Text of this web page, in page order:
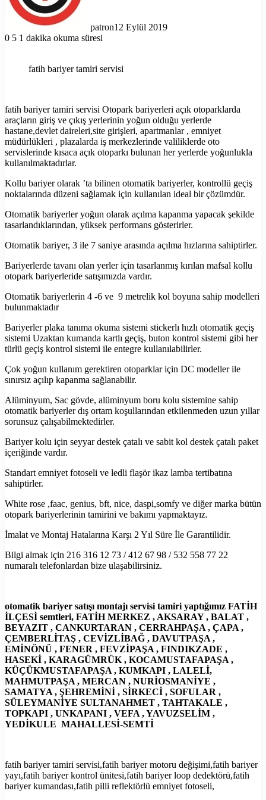
patron12 Eylül 2019
0 5 1 dakika okuma süresi
fatih bariyer tamiri servisi
fatih bariyer tamiri servisi Otopark bariyerleri açık otoparklarda
araçların giriş ve çıkış yerlerinin yoğun olduğu yerlerde
hastane,devlet daireleri,site girişleri, apartmanlar , emniyet
müdürlükleri , plazalarda iş merkezlerinde valiliklerde oto
servislerinde kısaca açık otoparkı bulunan her yerlerde yoğunlukla
kullanılmaktadırlar.
Kollu bariyer olarak ’ta bilinen otomatik bariyerler, kontrollü geçiş
noktalarında düzeni sağlamak için kullanılan ideal bir çözümdür.
Otomatik bariyerler yoğun olarak açılma kapanma yapacak şekilde
tasarlandıklarından, yüksek performans gösterirler.
Otomatik bariyer, 3 ile 7 saniye arasında açılma hızlarına sahiptirler.
Bariyerlerde tavanı olan yerler için tasarlanmış kırılan mafsal kollu
otopark bariyerleride satışımızda vardır.
Otomatik bariyerlerin 4 -6 ve 9 metrelik kol boyuna sahip modelleri
bulunmaktadır
Bariyerler plaka tanıma okuma sistemi stickerlı hızlı otomatik geçiş
sistemi Uzaktan kumanda kartlı geçiş, buton kontrol sistemi gibi her
türlü geçiş kontrol sistemi ile entegre kullanılabilirler.
Çok yoğun kullanım gerektiren otoparklar için DC modeller ile
sınırsız açılıp kapanma sağlanabilir.
Alüminyum, Sac gövde, alüminyum boru kolu sistemine sahip
otomatik bariyerler dış ortam koşullarından etkilenmeden uzun yıllar
sorunsuz çalışabilmektedirler.
Bariyer kolu için seyyar destek çatalı ve sabit kol destek çatalı paket
içeriğinde vardır.
Standart emniyet fotoseli ve ledli flaşör ikaz lamba tertibatına
sahiptirler.
White rose ,faac, genius, bft, nice, daspi,somfy ve diğer marka bütün
otopark bariyerlerinin tamirini ve bakımı yapmaktayız.
İmalat ve Montaj Hatalarına Karşı 2 Yıl Süre İle Garantilidir.
Bilgi almak için 216 316 12 73 / 412 67 98 / 532 558 77 22
numaralı telefonlardan bize ulaşabilirsiniz.
otomatik bariyer satışı montajı servisi tamiri yaptığımız FATİH
İLÇESİ semtleri, FATİH MERKEZ , AKSARAY , BALAT ,
BEYAZIT , CANKURTARAN , CERRAHPAŞA , ÇAPA ,
ÇEMBERLİTAŞ , CEVİZLİBAĞ , DAVUTPAŞA ,
EMİNÖNÜ , FENER , FEVZİPAŞA , FINDIKZADE ,
HASEKİ , KARAGÜMRÜK , KOCAMUSTAFAPAŞA ,
KÜÇÜKMUSTAFAPAŞA , KUMKAPI , LALELİ,
MAHMUTPAŞA , MERCAN , NURİOSMANİYE ,
SAMATYA , ŞEHREMİNİ , SİRKECİ , SOFULAR ,
SÜLEYMANİYE SULTANAHMET , TAHTAKALE ,
TOPKAPI , UNKAPANI , VEFA , YAVUZSELİM ,
YEDİKULE MAHALLESİ-SEMTİ
fatih bariyer tamiri servisi,fatih bariyer motoru değişimi,fatih bariyer
yayı,fatih bariyer kontrol ünitesi,fatih bariyer loop dedektörü,fatih
bariyer kumandası,fatih pilli reflektörlü emniyet fotoseli,